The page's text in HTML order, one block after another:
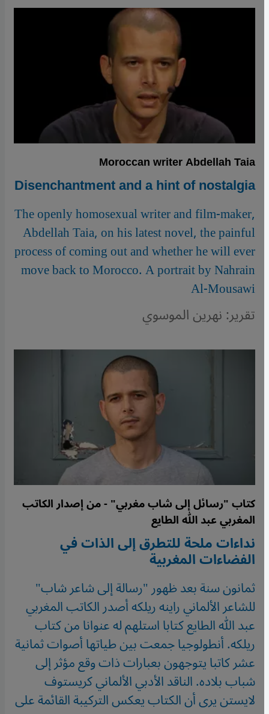
Moroccan writer Abdellah Taia
Disenchantment and a hint of nostalgia
The openly homosexual writer and film-maker,
Abdellah Taia, on his latest novel, the painful
process of coming out and whether he will ever
move back to Morocco. A portrait by Nahrain
Al-Mousawi
تقرير: نهرين الموسوي
كتاب "رسائل إلى شاب مغربي" - من إصدار الكاتب
المغربي عبد الله الطايع
نداءات ملحة للتطرق إلى الذات في
الفضاءات المغربية
ثمانون سنة بعد ظهور "رسالة إلى شاعر شاب"
للشاعر الألماني راينه ريلكه أصدر الكاتب المغربي
عبد الله الطايع كتابا استلهم له عنوانا من كتاب
ريلكه. أنطولوجيا جمعت بين طياتها أصوات ثمانية
عشر كاتبا يتوجهون بعبارات ذات وقع مؤثر إلى
شباب بلاده. الناقد الأدبي الألماني كريستوف
لايستن يرى أن الكتاب يعكس التركيبة القائمة على